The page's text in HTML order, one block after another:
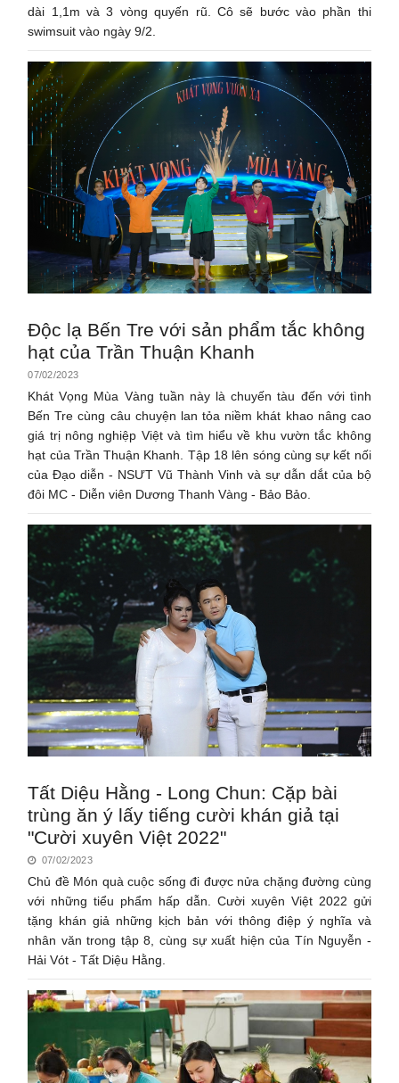
dài 1,1m và 3 vòng quyến rũ. Cô sẽ bước vào phần thi
swimsuit vào ngày 9/2.
Độc lạ Bến Tre với sản phẩm tắc không
hạt của Trần Thuận Khanh
07/02/2023
Khát Vọng Mùa Vàng tuần này là chuyến tàu đến với tình
Bến Tre cùng câu chuyện lan tỏa niềm khát khao nâng cao
giá trị nông nghiệp Việt và tìm hiểu về khu vườn tắc không
hạt của Trần Thuận Khanh. Tập 18 lên sóng cùng sự kết nối
của Đạo diễn - NSƯT Vũ Thành Vinh và sự dẫn dắt của bộ
đôi MC - Diễn viên Dương Thanh Vàng - Bảo Bảo.
Tất Diệu Hằng - Long Chun: Cặp bài
trùng ăn ý lấy tiếng cười khán giả tại
"Cười xuyên Việt 2022"
07/02/2023
Chủ đề Món quà cuộc sống đi được nửa chặng đường cùng
với những tiểu phẩm hấp dẫn. Cười xuyên Việt 2022 gửi
tặng khán giả những kịch bản với thông điệp ý nghĩa và
nhân văn trong tập 8, cùng sự xuất hiện của Tín Nguyễn -
Hải Vót - Tất Diệu Hằng.